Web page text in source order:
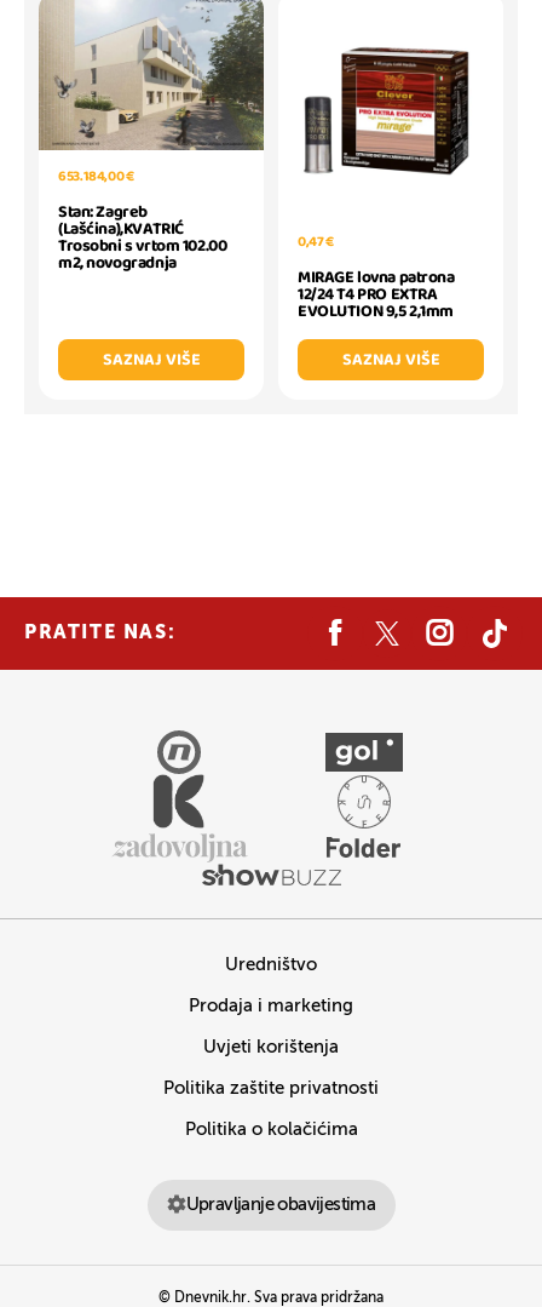
653.184,00 €
Stan: Zagreb
(Lašćina),KVATRIĆ
Trosobni s vrtom 102.00
m2, novogradnja
SAZNAJ VIŠE
0,47 €
MIRAGE lovna patrona
12/24 T4 PRO EXTRA
EVOLUTION 9,5 2,1mm
SAZNAJ VIŠE
PRATITE NAS:
Uredništvo
Prodaja i marketing
Uvjeti korištenja
Politika zaštite privatnosti
Politika o kolačićima
Upravljanje obavijestima
© Dnevnik.hr. Sva prava pridržana